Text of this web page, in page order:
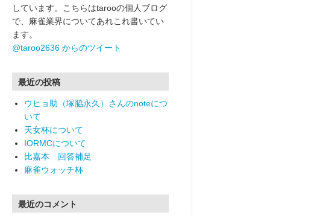
しています。こちらはtarooの個人ブログ
で、麻雀業界についてあれこれ書いてい
ます。
@taroo2636 からのツイート
最近の投稿
ウヒョ助（塚脇永久）さんのnoteにつ
いて
天女杯について
IORMCについて
比嘉本 回答補足
麻雀ウォッチ杯
最近のコメント